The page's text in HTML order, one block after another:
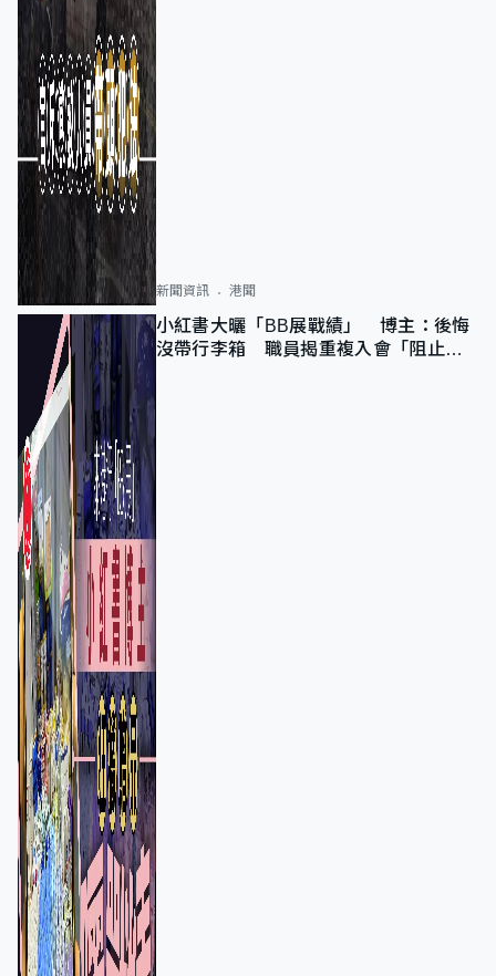
新聞資訊 港聞
小紅書大曬「BB展戰績」 博主：後悔
沒帶行李箱 職員揭重複入會「阻止唔